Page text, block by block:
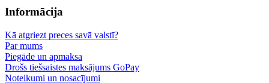
Informācija
Kā atgriezt preces savā valstī?
Par mums
Piegāde un apmaksa
Drošs tiešsaistes maksājums GoPay
Noteikumi un nosacījumi